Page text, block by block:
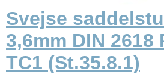
Svejse
3,6mm DIN 2618
TC1 (St.35.8.1)